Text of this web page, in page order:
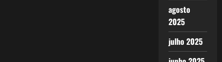
agosto
2025
julho 2025